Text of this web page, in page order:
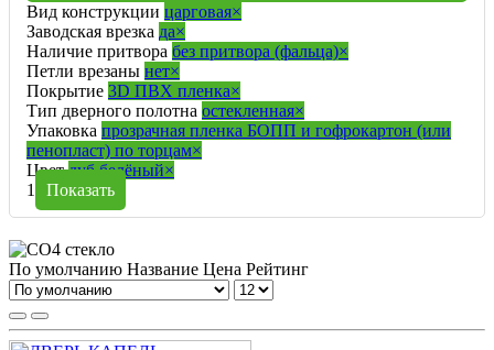
Вид конструкции царговая×
Заводская врезка да×
Наличие притвора без притвора (фальца)×
Петли врезаны нет×
Покрытие 3D ПВХ пленка×
Тип дверного полотна остекленная×
Упаковка прозрачная пленка БОПП и гофрокартон (или
пенопласт) по торцам×
Цвет дуб белёный×
1
Показать
По умолчанию Название Цена Рейтинг